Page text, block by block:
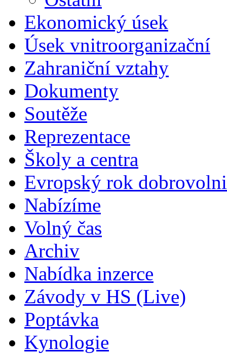
Ekonomický úsek
Úsek vnitroorganizační
Zahraniční vztahy
Dokumenty
Soutěže
Reprezentace
Školy a centra
Evropský rok
Nabízíme
Volný čas
Archiv
Nabídka inzerce
Závody v HS (Live)
Poptávka
Kynologie